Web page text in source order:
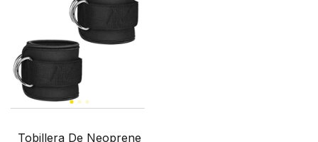
Tobillera De Neoprene